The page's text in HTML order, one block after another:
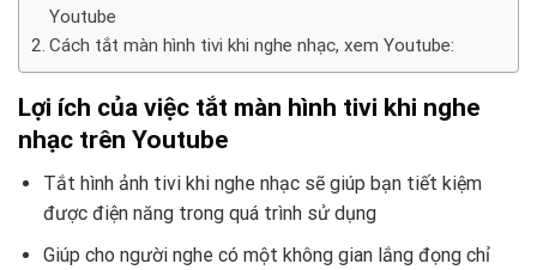
Youtube
Cách tắt màn hình tivi khi nghe nhạc, xem Youtube:
Lợi ích của việc tắt màn hình tivi khi nghe
nhạc trên Youtube
Tắt hình ảnh tivi khi nghe nhạc sẽ giúp bạn tiết kiệm
được điện năng trong quá trình sử dụng
Giúp cho người nghe có một không gian lắng đọng chỉ